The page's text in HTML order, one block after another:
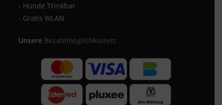
- Hunde Trinkbar
- Gratis WLAN
Unsere Bezahlmöglichkeiten: